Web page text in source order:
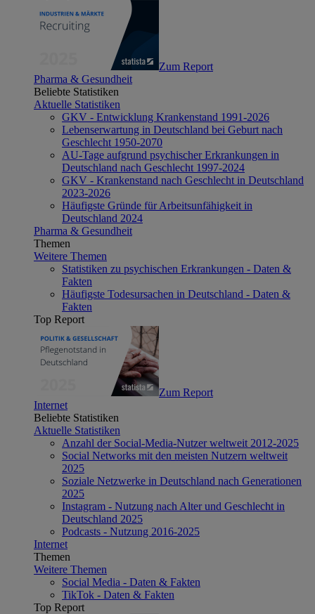
Zum Report
Pharma & Gesundheit
Beliebte Statistiken
Aktuelle Statistiken
GKV - Entwicklung Krankenstand 1991-2026
Lebenserwartung in Deutschland bei Geburt nach
Geschlecht 1950-2070
AU-Tage aufgrund psychischer Erkrankungen in
Deutschland nach Geschlecht 1997-2024
GKV - Krankenstand nach Geschlecht in Deutschland
2023-2026
Häufigste Gründe für Arbeitsunfähigkeit in
Deutschland 2024
Pharma & Gesundheit
Themen
Weitere Themen
Statistiken zu psychischen Erkrankungen - Daten &
Fakten
Häufigste Todesursachen in Deutschland - Daten &
Fakten
Top Report
Zum Report
Internet
Beliebte Statistiken
Aktuelle Statistiken
Anzahl der Social-Media-Nutzer weltweit 2012-2025
Social Networks mit den meisten Nutzern weltweit
2025
Soziale Netzwerke in Deutschland nach Generationen
2025
Instagram - Nutzung nach Alter und Geschlecht in
Deutschland 2025
Podcasts - Nutzung 2016-2025
Internet
Themen
Weitere Themen
Social Media - Daten & Fakten
TikTok - Daten & Fakten
Top Report